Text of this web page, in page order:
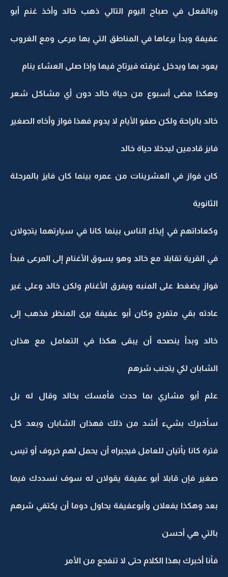
وبالفعل في صباح اليوم التالي ذهب خالد وأخذ غنم أبو
عفيفة وبدأ يرعاها في المناطق التي بها مرعى ومع الغروب
يعود بها ويدخل غرفته فيرتاح فيها وإذا صلى العشاء ينام
وهكذا مضى أسبوع من حياة خالد دون أي مشاكل شعر
خالد بالراحة ولكن صفو الأيام لا يدوم فهذا فواز وأخاه الصغير
فايز قادمين ليدخلا حياة خالد
كان فواز في العشرينات من عمره بينما كان فايز بالمرحلة
الثانوية
وكعاداتهم في إيذاء الناس بينما كانا في سيارتهما يتجولان
في القرية تقابلا مع خالد وهو يسوق الأغنام إلى المرعى فبدأ
فواز يضغط على المنبه ويفرق الأغنام ولكن خالد وعلى غير
عادته بقي متفرج وكان أبو عفيفة يرى المنظر فذهب إلى
خالد وبدأ ينصحه أن يبقى هكذا في التعامل مع هذان
الشابان لكي يتجنب شرهم
علم أبو مشاري بما حدث فأمسك بخالد وقال له بل
سأخبرك بشيء أشد من ذلك فهذان الشابان وبعد كل
فترة كانا يأتيان للعامل فيجبراه أن يحمل لهم خروف أو تيس
صغير فإن قابلا أبو عفيفة يقولان له سوف نسددك فيما
بعد وهكذا يفعلان وأبوعفيفة يحاول دوما أن يكتفي شرهم
بالتي هي أحسن
فأنا أخبرك بهذا الكلام حتى لا تنفجع من الأمر